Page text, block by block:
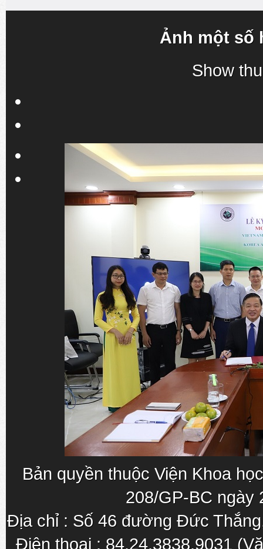
Ảnh một số
Show
Bản quyền thuộc Viện Khoa
208/GP-BC ngày
Địa chỉ : Số 46 đường Đức
Điện thoại : 84.24.3838.9031